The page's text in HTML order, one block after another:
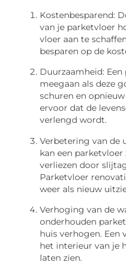
Kostenbesparend:
van je parketvloer
vloer aan te
besparen op de
Duurzaamheid:
meegaan als deze
schuren en
ervoor dat de
verlengd wordt.
Verbetering van de
kan een
verliezen door
Parketvloer
weer als nieuw
Verhoging van de
onderhouden
huis verhogen. Een
het interieur van je
laten zien.